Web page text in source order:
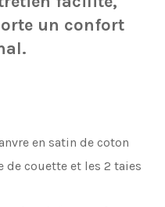
un confort
en satin de coton
de couette et les 2 taies